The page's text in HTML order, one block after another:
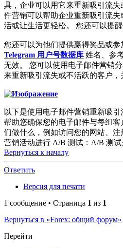
具，企业可以用它来重新吸引流
件营销可以帮助企业重新吸引流
活或让生活更轻松。 您还可以提
您还可以为他们提供赢得奖品或
Telegram 用户号数据库 姓名、参
无效。 您可以使用电子邮件营销
来重新吸引流失或不活跃的客户，
以下是使用电子邮件营销重新吸
帮助您确保您的电子邮件与每组
们做什么，例如访问您的网站、
营销活动进行 A/B 测试：A/B 测
Вернуться к началу
Ответить
Версия для печати
1 сообщение • Страница 1 из 1
Вернуться в «Forex: общий форум»
Перейти